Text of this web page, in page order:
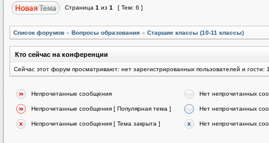
Страница 1 из 1 [ Тем: 6 ]
Список форумов » Вопросы образования » Старшие классы (10-11 классы)
Кто сейчас на конференции
Сейчас этот форум просматривают: нет зарегистрированных пользователей и гости:
Непрочитанные сообщения Нет непрочитанных
Непрочитанные сообщения [ Популярная тема ] Нет непрочитанных
Непрочитанные сообщения [ Тема закрыта ] Нет непрочитанных